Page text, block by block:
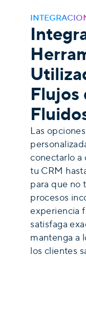
Flujos
Las
conectarlo a
tu CRM
para que no
procesos
experiencia
satisfaga
mantenga a
los clientes